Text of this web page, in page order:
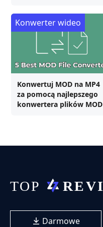
Konwertuj MOD na MP4
za pomocą najlepszego
konwertera plików MOD
Konwerter wideo
Darmowe